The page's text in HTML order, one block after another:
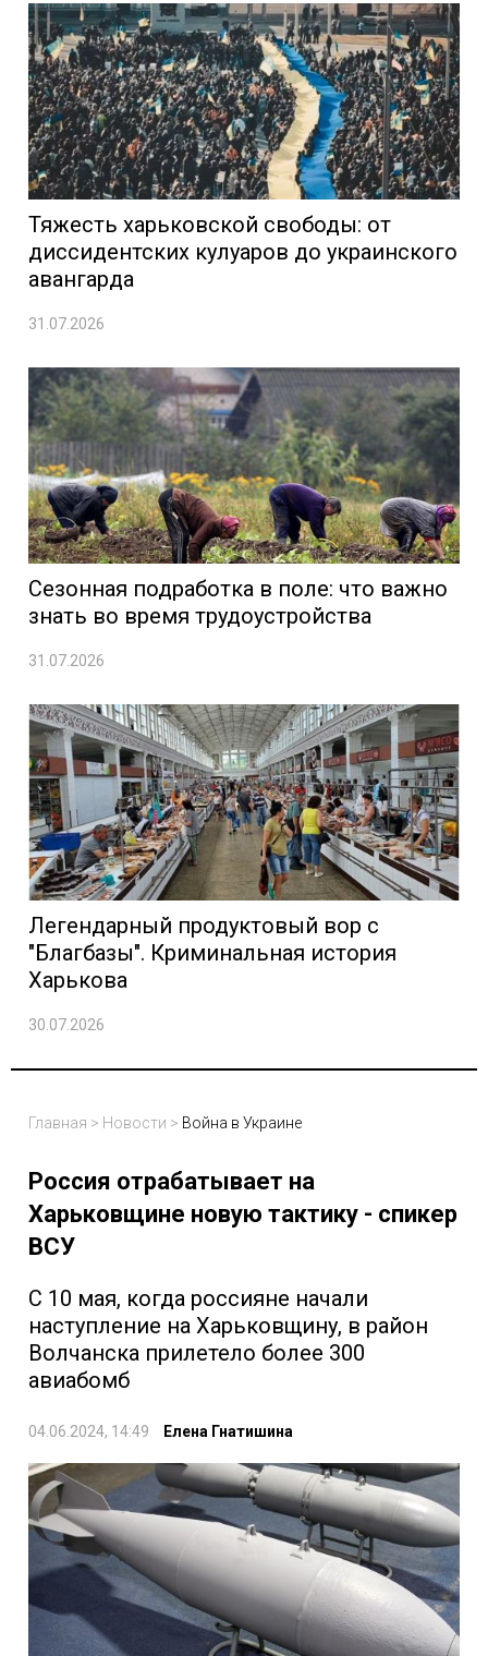
Тяжесть харьковской свободы: от
диссидентских кулуаров до украинского
авангарда
31.07.2026
Сезонная подработка в поле: что важно
знать во время трудоустройства
31.07.2026
Легендарный продуктовый вор с
"Благбазы". Криминальная история
Харькова
30.07.2026
Главная > Новости > Война в Украине
Россия отрабатывает на
Харьковщине новую тактику - спикер
ВСУ
С 10 мая, когда россияне начали
наступление на Харьковщину, в район
Волчанска прилетело более 300
авиабомб
04.06.2024, 14:49 Елена Гнатишина